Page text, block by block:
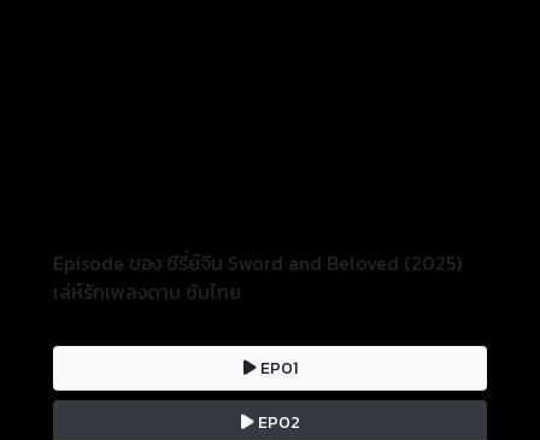
Episode ของ ซีรี่ย์จีน Sword and Beloved (2025)
เล่ห์รักเพลงดาบ ซับไทย
EP01
EP02